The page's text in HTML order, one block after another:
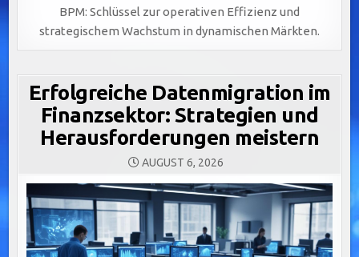
BPM: Schlüssel zur operativen Effizienz und
strategischem Wachstum in dynamischen Märkten.
Erfolgreiche Datenmigration im
Finanzsektor: Strategien und
Herausforderungen meistern
AUGUST 6, 2026